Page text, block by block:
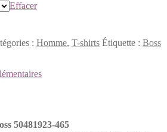
Effacer
: Homme, T-shirts Étiquette : Boss
50481923-465